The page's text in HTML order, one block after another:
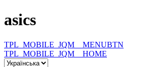
asics
TPL_MOBILE_JQM__MENUBTN
TPL_MOBILE_JQM__HOME